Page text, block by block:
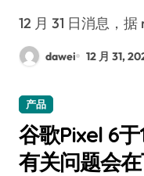
12 月 31 日消息，
dawei 12 月 31,
产品
谷歌Pixel 6
有关问题会